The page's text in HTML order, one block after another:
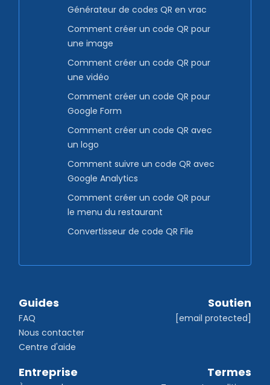
Générateur de codes QR en vrac
Comment créer un code QR pour
une image
Comment créer un code QR pour
une vidéo
Comment créer un code QR pour
Google Form
Comment créer un code QR avec
un logo
Comment suivre un code QR avec
Google Analytics
Comment créer un code QR pour
le menu du restaurant
Convertisseur de code QR File
Guides
FAQ
Nous contacter
Centre d'aide
Soutien
[email protected]
Entreprise Termes